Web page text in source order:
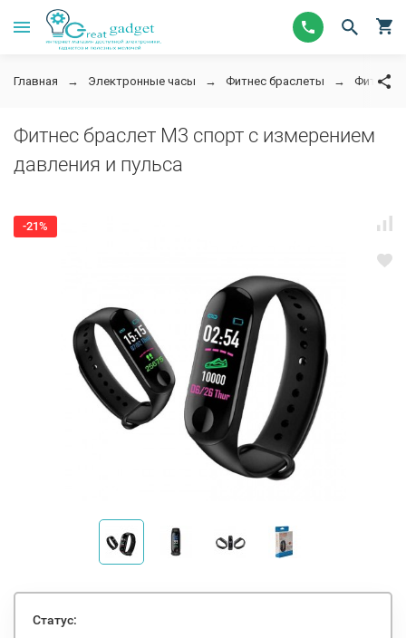
Главная Электронные часы Фитнес браслеты Фитнес
Фитнес браслет M3 спорт с измерением
давления и пульса
-21%
Статус: